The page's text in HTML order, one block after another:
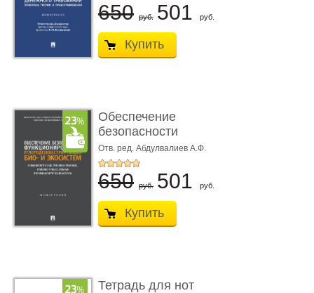
650 руб. 501 руб.
Купить
Обеспечение
безопасности
функционирования уг
...
Отв. ред. Абдулвалиев А.Ф.
650 руб. 501 руб.
Купить
Тетрадь для нот